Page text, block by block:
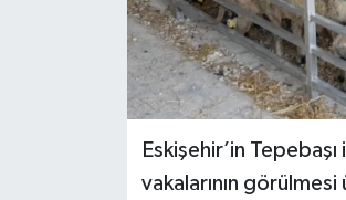
Eskişehir’in
vakalarının